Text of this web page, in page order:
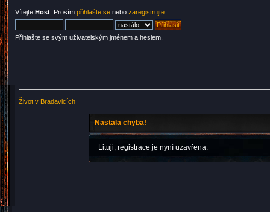
Vítejte Host . Prosím přihlašte se nebo zaregistrujte
Přihlašte se svým uživatelským jménem a heslem.
Život v Bradavicích
Nastala chyba!
Lituji, registrace je nyní uzavřena.